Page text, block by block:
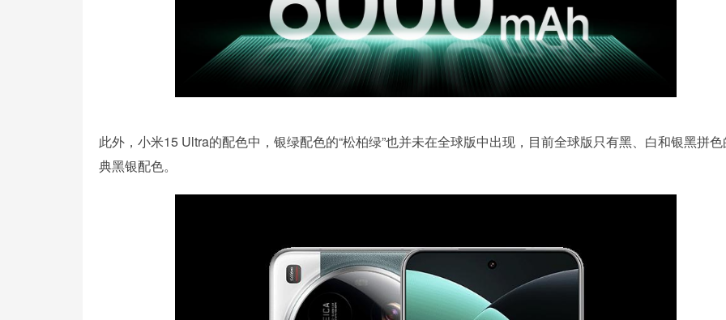
此外，小米15 Ultra的配色中，银绿配色的“松柏绿”也并未在全球版中出现，目前全球版只有黑、白和银黑拼
典黑银配色。